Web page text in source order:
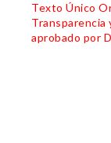
Texto Único
Transparencia
aprobado por